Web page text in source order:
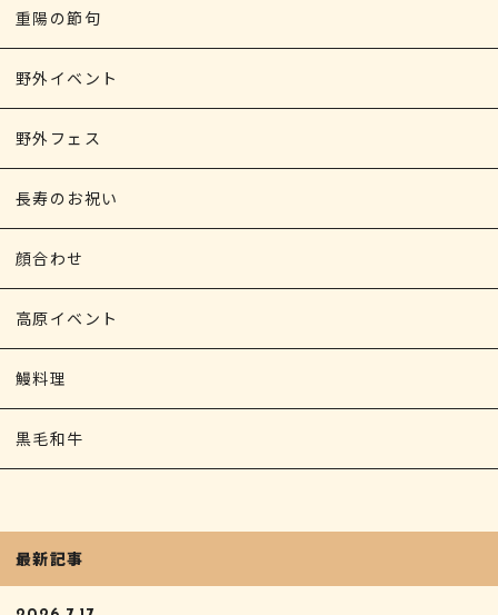
重陽の節句
野外イベント
野外フェス
長寿のお祝い
顔合わせ
高原イベント
鰻料理
黒毛和牛
最新記事